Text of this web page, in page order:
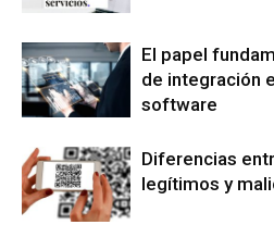
El papel
de integración
software
Diferencias
legítimos y